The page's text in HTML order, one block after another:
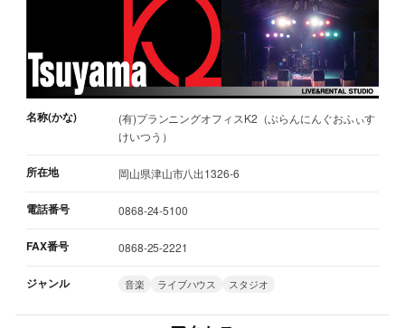
名称(かな)
(有)プランニングオフィスK2（ぷらんにんぐおふぃす
けいつう）
所在地 岡山県津山市八出1326-6
電話番号 0868-24-5100
FAX番号 0868-25-2221
ジャンル 音楽 ライブハウス スタジオ